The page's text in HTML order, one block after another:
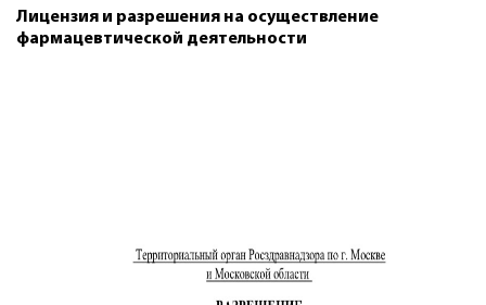
Лицензия и разрешения на осуществление
фармацевтической деятельности